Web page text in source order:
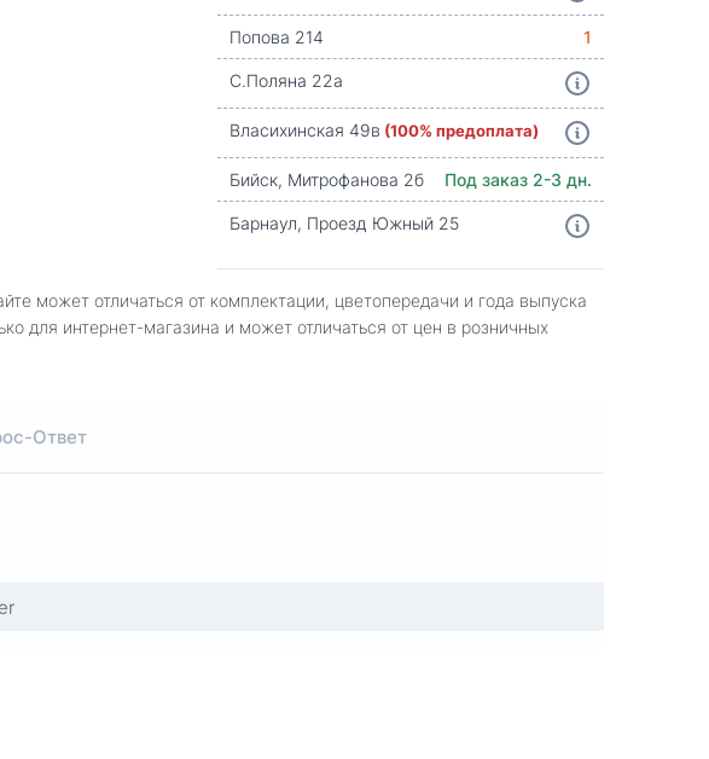
Попова 214
1
С.Поляна 22а
Власихинская 49в (100% предоплата)
Бийск, Митрофанова 2б
Под заказ 2-3 дн.
Барнаул, Проезд Южный 25
может отличаться от комплектации, цветопередачи и года выпуска
для интернет-магазина и может отличаться от цен в розничных
Ответ